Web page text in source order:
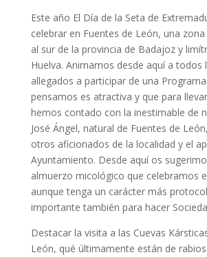
Este año El Día de la Seta de
celebrar en Fuentes de León, una
al sur de la provincia de Badajoz y
Huelva. Animamos desde aquí a todos
allegados a participar de una
pensamos es atractiva y que para
hemos contado con la inestimable de
José Ángel, natural de Fuentes de
otros aficionados de la localidad y el
Ayuntamiento. Desde aquí os
almuerzo micológico que celebramos
aunque tenga un carácter más
importante también para hacer
Destacar la visita a las Cuevas
León, qué últimamente están de